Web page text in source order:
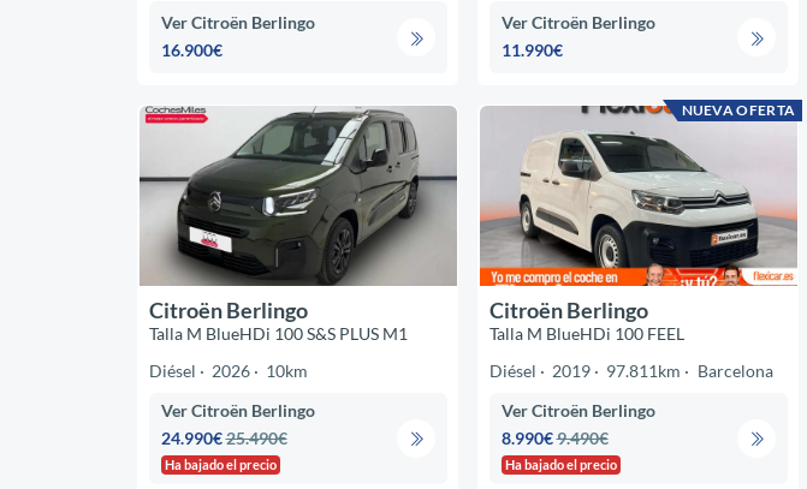
Ver Citroën Berlingo
16.900€
Ver Citroën Berlingo
11.990€
Citroën Berlingo
Talla M BlueHDi 100 S&S PLUS M1
Diésel
2026
10km
Ver Citroën Berlingo
24.990€25.490€
Ha bajado el precio
NUEVA OFERTA
Citroën Berlingo
Talla M BlueHDi 100 FEEL
Diésel
2019 97.811km
Barcelona
Ver Citroën Berlingo
8.990€9.490€
Ha bajado el precio